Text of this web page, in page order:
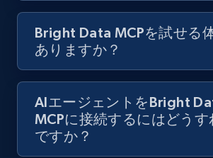
Bright Data MCPを試せる
ありますか？
AIエージェントをBright
MCPに接続するにはどうす
ですか？